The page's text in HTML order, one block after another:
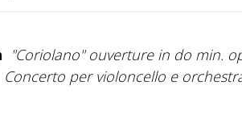
"Coriolano" ouverture in do min.
Concerto per violoncello e